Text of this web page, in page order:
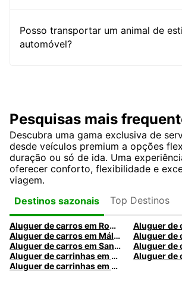
Posso transportar um animal de
automóvel?
Pesquisas mais
Descubra uma gama exclusiva de
desde veículos premium a opções
duração ou só de ida. Uma
oferecer conforto, flexibilidade e
viagem.
Destinos sazonais
Top Destinos
Aluguer de carros em Roma
Aluguer de carros em Málaga
Aluguer de carros em Santa Maria da Feira
Aluguer de
Aluguer de carrinhas em Nice
Aluguer de carrinhas em Caldas da Rainha